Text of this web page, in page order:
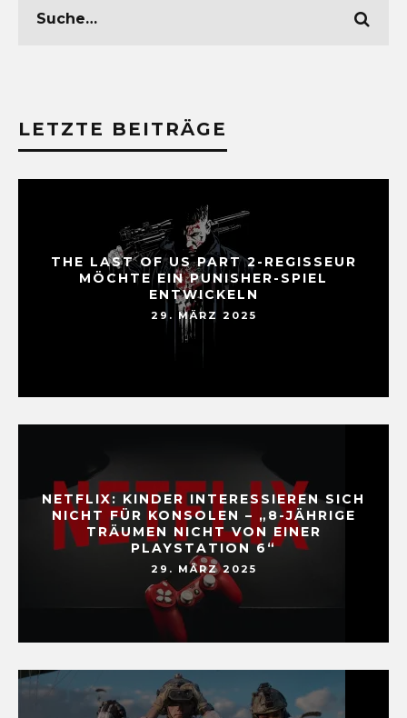
LETZTE BEITRÄGE
THE LAST OF US PART 2-REGISSEUR
MÖCHTE EIN PUNISHER-SPIEL
ENTWICKELN
29. MÄRZ 2025
NETFLIX: KINDER INTERESSIEREN SICH
NICHT FÜR KONSOLEN – „8-JÄHRIGE
TRÄUMEN NICHT VON EINER
PLAYSTATION 6“
29. MÄRZ 2025